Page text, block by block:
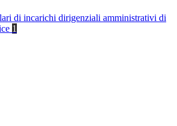
di incarichi dirigenziali amministrativi di
1